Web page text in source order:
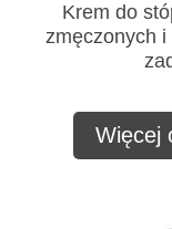
Krem do
zmęczonych
Więcej